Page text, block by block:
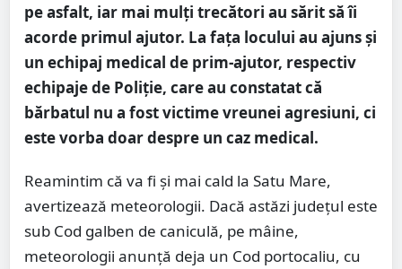
pe asfalt, iar mai mulți trecători au sărit să îi
acorde primul ajutor. La fața locului au ajuns și
un echipaj medical de prim-ajutor, respectiv
echipaje de Poliție, care au constatat că
bărbatul nu a fost victime vreunei agresiuni, ci
este vorba doar despre un caz medical.
Reamintim că va fi și mai cald la Satu Mare,
avertizează meteorologii. Dacă astăzi județul este
sub Cod galben de caniculă, pe mâine,
meteorologii anunță deja un Cod portocaliu, cu